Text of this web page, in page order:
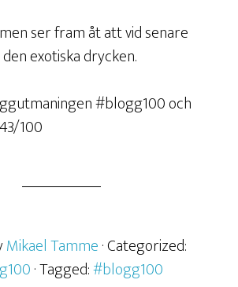
ser fram åt att vid senare
exotiska drycken.
#blogg100 och
100
Mikael Tamme· Categorized:
· Tagged:#blogg100